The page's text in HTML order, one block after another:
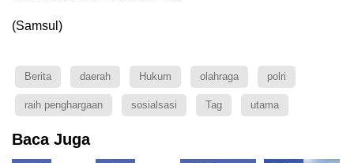
(Samsul)
Berita daerah Hukum olahraga polri
raih penghargaan sosialsasi Tag utama
Baca Juga